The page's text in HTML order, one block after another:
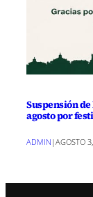
Suspensión
agosto por
ADMIN |AGOSTO